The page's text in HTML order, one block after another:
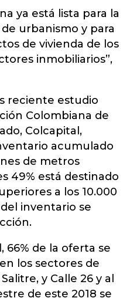
ya está lista para la
urbanismo y para
de vivienda de los
inmobiliarios”,
reciente estudio
Colombiana de
Colcapital,
acumulado
de metros
49% está destinado
a los 10.000
inventario se
66% de la oferta se
los sectores de
y Calle 26 y al
de este 2018 se